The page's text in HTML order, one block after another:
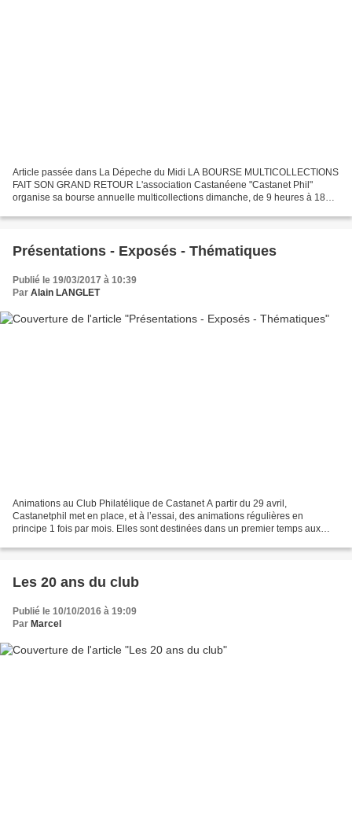
Article passée dans La Dépeche du Midi LA BOURSE MULTICOLLECTIONS
FAIT SON GRAND RETOUR L'association Castanéene "Castanet Phil"
organise sa bourse annuelle multicollections dimanche, de 9 heures à 18
Présentations - Exposés - Thématiques
Publié le 19/03/2017 à 10:39
Par Alain LANGLET
Animations au Club Philatélique de Castanet A partir du 29 avril,
Castanetphil met en place, et à l’essai, des animations régulières en
principe 1 fois par mois. Elles sont destinées dans un premier temps aux
Les 20 ans du club
Publié le 10/10/2016 à 19:09
Par Marcel